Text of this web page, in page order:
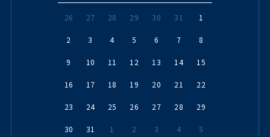
26 27 28 29 30 31 1
2 3 4 5 6 7 8
9 10 11 12 13 14 15
16 17 18 19 20 21 22
23 24 25 26 27 28 29
30 31 1 2 3 4 5